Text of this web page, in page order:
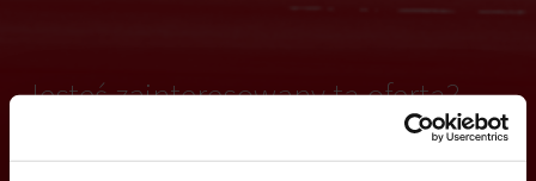
Jesteś zainteresowany tą ofertą?